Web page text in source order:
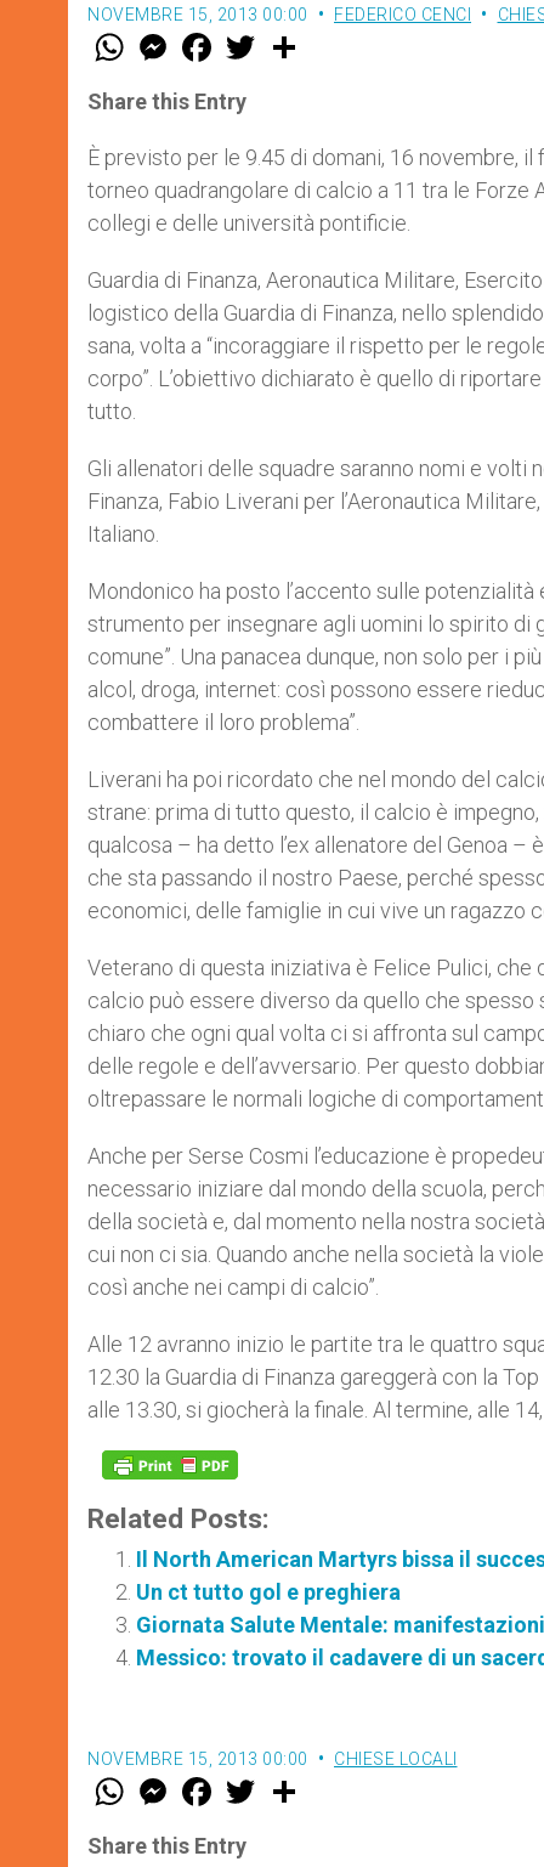
NOVEMBRE 15, 2013 00:00 FEDERICO CENCI
W
t
s
p
p
M
e
s
e
g
e
r
F
a
e
b
o
w
r
Share this Entry
È previsto per le 9.45 di domani, 16 novembre, il
torneo quadrangolare di calcio a 11 tra le
collegi e delle università pontificie.
Guardia di Finanza, Aeronautica Militare,
logistico della Guardia di Finanza, nello
sana, volta a “incoraggiare il rispetto per le
corpo”. L’obiettivo dichiarato è quello di
tutto.
Gli allenatori delle squadre saranno nomi e volti
Finanza, Fabio Liverani per l’Aeronautica
Italiano.
Mondonico ha posto l’accento sulle
strumento per insegnare agli uomini lo spirito di
comune”. Una panacea dunque, non solo per i
alcol, droga, internet: così possono essere
combattere il loro problema”.
Liverani ha poi ricordato che nel mondo del
strane: prima di tutto questo, il calcio è
qualcosa – ha detto l’ex allenatore del Genoa
che sta passando il nostro Paese, perché
economici, delle famiglie in cui vive un ragazzo
Veterano di questa iniziativa è Felice Pulici, che
calcio può essere diverso da quello che
chiaro che ogni qual volta ci si affronta sul
delle regole e dell’avversario. Per questo
oltrepassare le normali logiche di
Anche per Serse Cosmi l’educazione è
necessario iniziare dal mondo della scuola,
della società e, dal momento nella nostra
cui non ci sia. Quando anche nella società la
così anche nei campi di calcio”.
Alle 12 avranno inizio le partite tra le quattro
12.30 la Guardia di Finanza gareggerà con la
alle 13.30, si giocherà la finale. Al termine, alle
Related Posts:
Il North American Martyrs bissa il
Un ct tutto gol e preghiera
Giornata Salute Mentale:
Messico: trovato il cadavere di un
NOVEMBRE 15, 2013 00:00 CHIESE LOCALI
W
t
s
M
e
s
e
F
a
e
b
w
Share this Entry